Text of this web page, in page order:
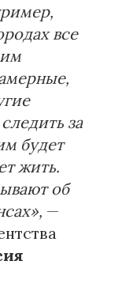
все
за
будет
жить.
об
—